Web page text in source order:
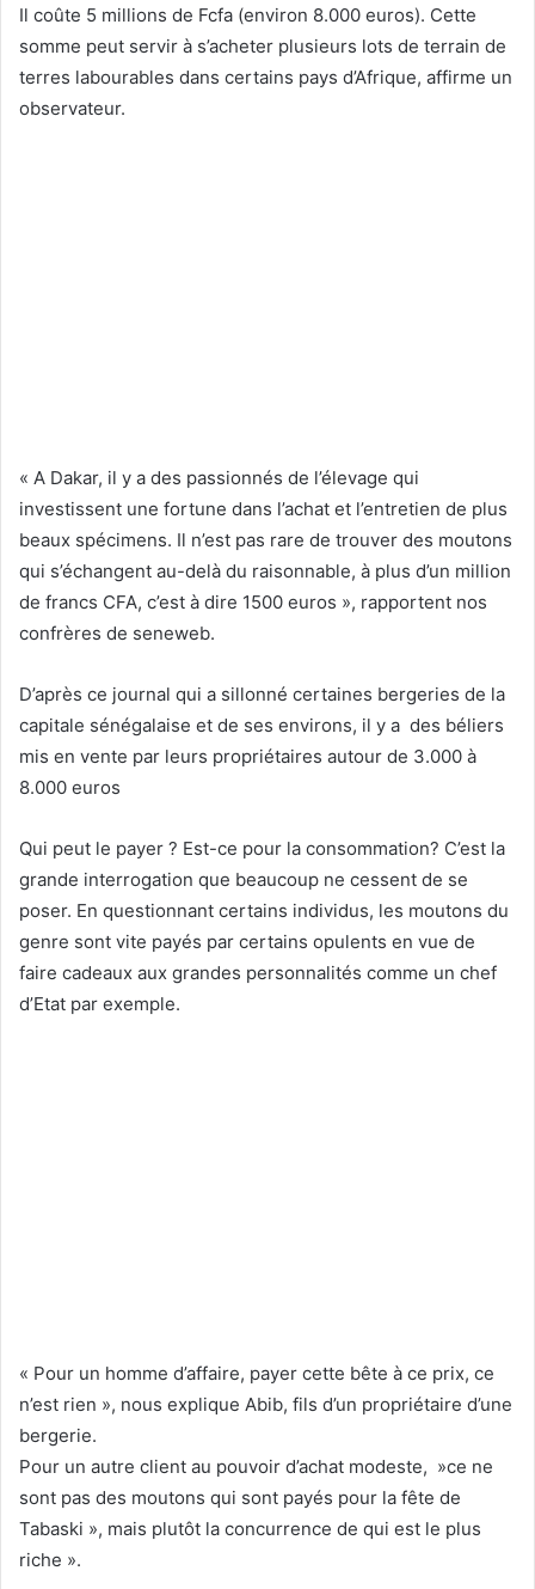
Il coûte 5 millions de Fcfa (environ 8.000 euros). Cette
somme peut servir à s’acheter plusieurs lots de terrain de
terres labourables dans certains pays d’Afrique, affirme un
observateur.
« A Dakar, il y a des passionnés de l’élevage qui
investissent une fortune dans l’achat et l’entretien de plus
beaux spécimens. Il n’est pas rare de trouver des moutons
qui s’échangent au-delà du raisonnable, à plus d’un million
de francs CFA, c’est à dire 1500 euros », rapportent nos
confrères de seneweb.
D’après ce journal qui a sillonné certaines bergeries de la
capitale sénégalaise et de ses environs, il y a des béliers
mis en vente par leurs propriétaires autour de 3.000 à
8.000 euros
Qui peut le payer ? Est-ce pour la consommation? C’est la
grande interrogation que beaucoup ne cessent de se
poser. En questionnant certains individus, les moutons du
genre sont vite payés par certains opulents en vue de
faire cadeaux aux grandes personnalités comme un chef
d’Etat par exemple.
« Pour un homme d’affaire, payer cette bête à ce prix, ce
n’est rien », nous explique Abib, fils d’un propriétaire d’une
bergerie.
Pour un autre client au pouvoir d’achat modeste, »ce ne
sont pas des moutons qui sont payés pour la fête de
Tabaski », mais plutôt la concurrence de qui est le plus
riche ».